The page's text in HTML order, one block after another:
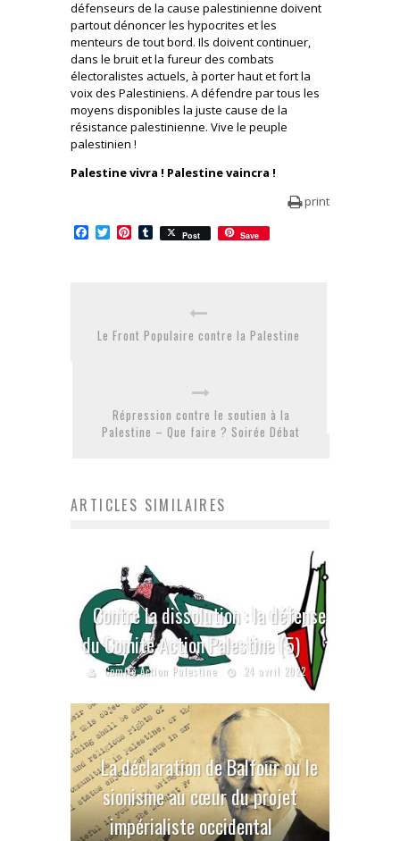
défenseurs de la cause palestinienne doivent
partout dénoncer les hypocrites et les
menteurs de tout bord. Ils doivent continuer,
dans le bruit et la fureur des combats
électoralistes actuels, à porter haut et fort la
voix des Palestiniens. A défendre par tous les
moyens disponibles la juste cause de la
résistance palestinienne. Vive le peuple
palestinien !
Palestine vivra ! Palestine vaincra !
print
Facebook
TwitterPinterest
Tumblr
Post Save
Le Front Populaire contre la Palestine
Répression contre le soutien à la
Palestine – Que faire ? Soirée Débat
ARTICLES SIMILAIRES
Contre la dissolution : la défense
du Comité Action Palestine (5)
Comité Action Palestine 24 avril 2022
La déclaration de Balfour ou le
sionisme au cœur du projet
impérialiste occidental